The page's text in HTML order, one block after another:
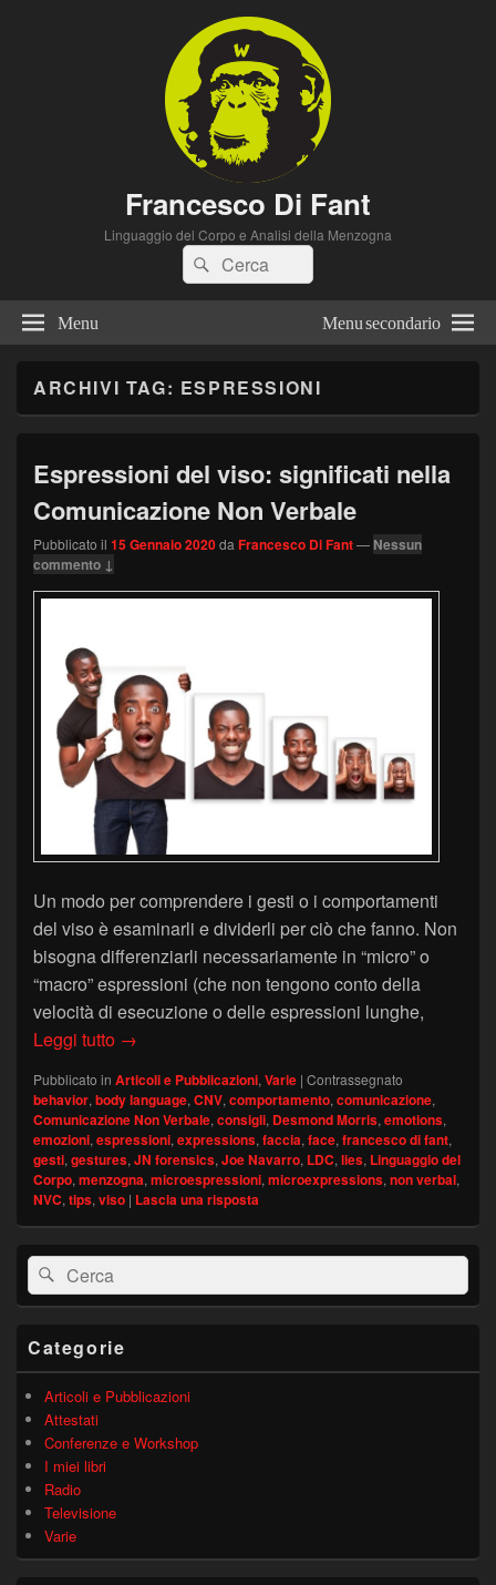
Francesco Di Fant
Linguaggio del Corpo e Analisi della Menzogna
Cerca:Cerca
Menu Menu secondario
ARCHIVI TAG: ESPRESSIONI
Espressioni del viso: significati nella
Comunicazione Non Verbale
Pubblicato il 15 Gennaio 2020da Francesco Di Fant— Nessun
commento ↓
Un modo per comprendere i gesti o i comportamenti
del viso è esaminarli e dividerli per ciò che fanno. Non
bisogna differenziarli necessariamente in “micro” o
“macro” espressioni (che non tengono conto della
velocità di esecuzione o delle espressioni lunghe,
Leggi tutto Espressioni del viso: significati nella
→
Pubblicato in Articoli e Pubblicazioni, Varie | Contrassegnato
behavior, body language, CNV, comportamento, comunicazione,
Comunicazione Non Verbale, consigli, Desmond Morris, emotions,
emozioni, espressioni, expressions, faccia, face, francesco di fant,
gesti, gestures, JN forensics, Joe Navarro, LDC, lies, Linguaggio del
Corpo, menzogna, microespressioni, microexpressions, non verbal,
NVC, tips, viso | Lascia una risposta
Area
widget
barra
laterale
Cerca: Cerca
Categorie
Articoli e Pubblicazioni
Attestati
Conferenze e Workshop
I miei libri
Radio
Televisione
Varie